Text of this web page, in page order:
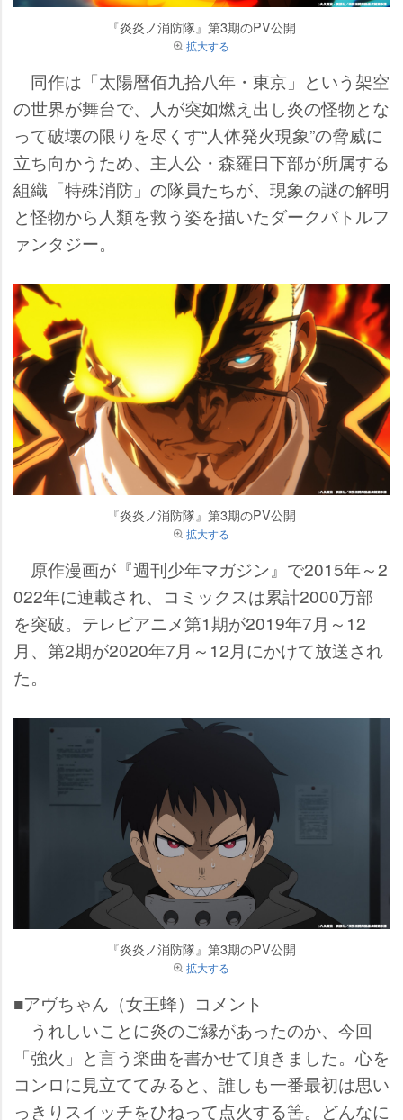
『炎炎ノ消防隊』第3期のPV公開
拡大する
同作は「太陽暦佰九拾八年・東京」という架空
の世界が舞台で、人が突如燃え出し炎の怪物とな
って破壊の限りを尽くす“人体発火現象”の脅威に
立ち向かうため、主人公・森羅日下部が所属する
組織「特殊消防」の隊員たちが、現象の謎の解明
と怪物から人類を救う姿を描いたダークバトルフ
ァンタジー。
『炎炎ノ消防隊』第3期のPV公開
拡大する
原作漫画が『週刊少年マガジン』で2015年～2
022年に連載され、コミックスは累計2000万部
を突破。テレビアニメ第1期が2019年7月～12
月、第2期が2020年7月～12月にかけて放送され
た。
『炎炎ノ消防隊』第3期のPV公開
拡大する
■アヴちゃん（女王蜂）コメント
うれしいことに炎のご縁があったのか、今回
「強火」と言う楽曲を書かせて頂きました。心を
コンロに見立ててみると、誰しも一番最初は思い
っきりスイッチをひねって点火する筈。どんなに